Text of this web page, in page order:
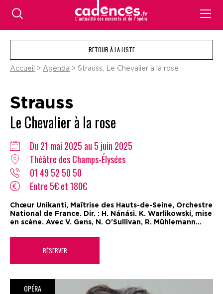
RETOUR À LA LISTE
Accueil > Agenda > Strauss, Le Chevalier à la rose
Strauss
Le Chevalier à la rose
Du 21 mai 2025 au 5 juin 2025
Théâtre des Champs-Élysées
01 49 52 50 50
Entre 5€ et 180€
Chœur Unikanti, Maîtrise des Hauts-de-Seine, Orchestre
National de France. Dir. : H. Nánási. K. Warlikowski, mise
en scène. Avec V. Gens, N. O'Sullivan, R. Mühlemann…
RÉSERVER
OPÉRA